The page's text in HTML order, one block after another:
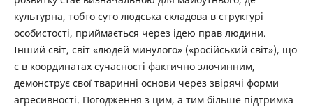
культурна, тобто суто людська складова в структурі
особистості, приймається через ідею прав людини.
Інший світ, світ «людей минулого» («російський світ»), що
є в координатах сучасності фактично злочинним,
демонструє свої тваринні основи через звірячі форми
агресивності. Погодження з цим, а тим більше підтримка